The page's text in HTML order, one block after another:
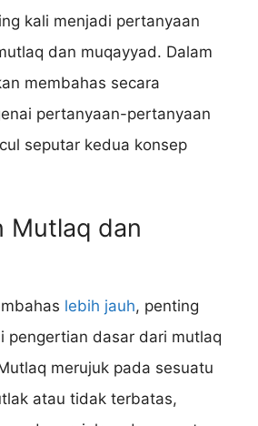
kali menjadi pertanyaan
dan muqayyad. Dalam
membahas secara
pertanyaan-pertanyaan
seputar kedua konsep
Mutlaq dan
lebih jauh, penting
pengertian dasar dari mutlaq
merujuk pada sesuatu
atau tidak terbatas,